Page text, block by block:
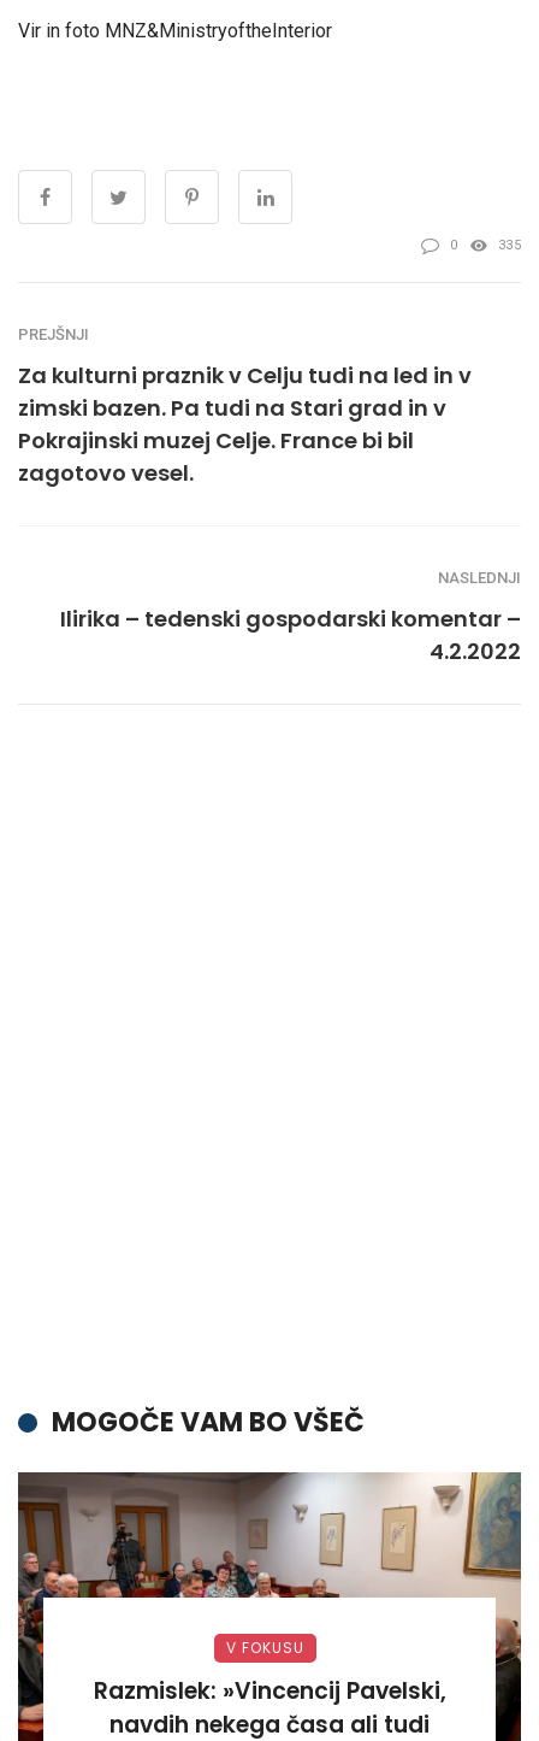
Vir in foto MNZ&MinistryoftheInterior
0 335
PREJŠNJI
Za kulturni praznik v Celju tudi na led in v
zimski bazen. Pa tudi na Stari grad in v
Pokrajinski muzej Celje. France bi bil
zagotovo vesel.
NASLEDNJI
Ilirika – tedenski gospodarski komentar –
4.2.2022
MOGOČE VAM BO VŠEČ
V FOKUSU
Razmislek: »Vincencij Pavelski,
navdih nekega časa ali tudi